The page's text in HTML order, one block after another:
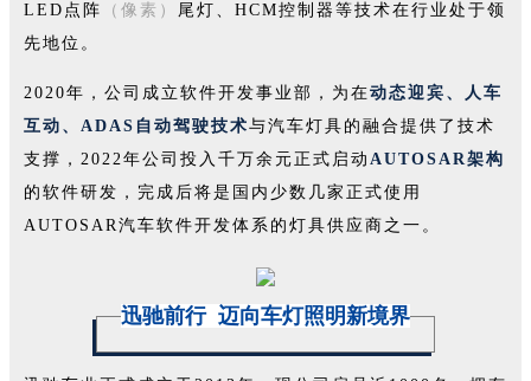
LED点阵
（像素） 尾灯、HCM控制器等技术在行业处于领
先地位。
2020年，公司成立软件开发事业部，为在动态迎宾、人车
互动、ADAS自动驾驶技术与汽车灯具的融合提供了技术
支撑，2022年公司投入千万余元正式启动 AUTOSAR架构
的软件研发，完成后将是国内少数几家正式使用
AUTOSAR汽车软件开发体系的灯具供应商之一。
迅驰前行 迈向车灯照明新境界